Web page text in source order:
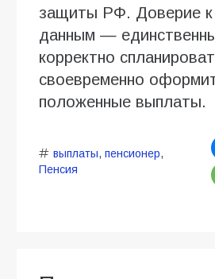
защиты РФ. Доверие к
данным —
корректно
своевременно
положенные выплаты.
выплаты, пенсионер,
Пенсия